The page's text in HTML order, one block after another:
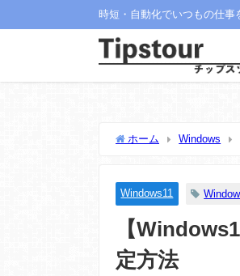
時短・自動化でいつもの仕事
ホーム Windows
Windows11
【
定方法